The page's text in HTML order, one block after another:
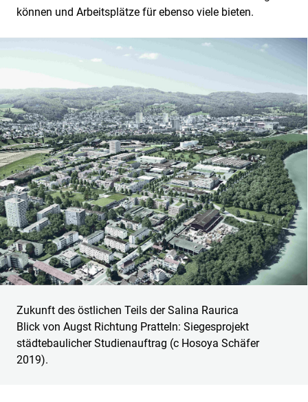
können und Arbeitsplätze für ebenso viele bieten.
Zukunft des östlichen Teils der Salina Raurica
Blick von Augst Richtung Pratteln: Siegesprojekt
städtebaulicher Studienauftrag (c Hosoya Schäfer
2019).